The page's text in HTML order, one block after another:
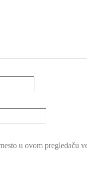
u ovom pregledaču